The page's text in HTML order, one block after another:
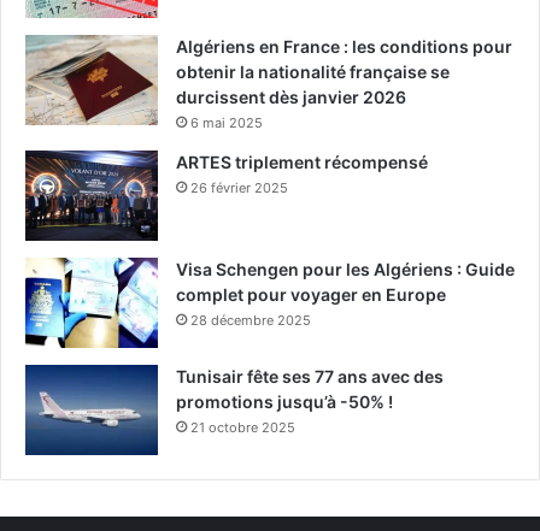
Algériens en France : les conditions pour
obtenir la nationalité française se
durcissent dès janvier 2026
6 mai 2025
ARTES triplement récompensé
26 février 2025
Visa Schengen pour les Algériens : Guide
complet pour voyager en Europe
28 décembre 2025
Tunisair fête ses 77 ans avec des
promotions jusqu’à -50% !
21 octobre 2025